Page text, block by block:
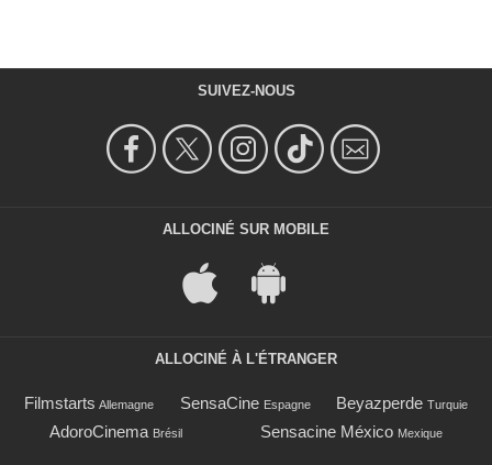
SUIVEZ-NOUS
ALLOCINÉ SUR MOBILE
ALLOCINÉ À L'ÉTRANGER
Filmstarts Allemagne SensaCine Espagne Beyazperde Turquie
AdoroCinema Brésil Sensacine México Mexique